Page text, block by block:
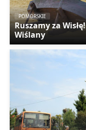
POMORSKIE
Ruszamy za
Wiślany